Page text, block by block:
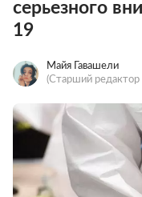
серьезного
19
Майя Гавашели
(Старший редактор